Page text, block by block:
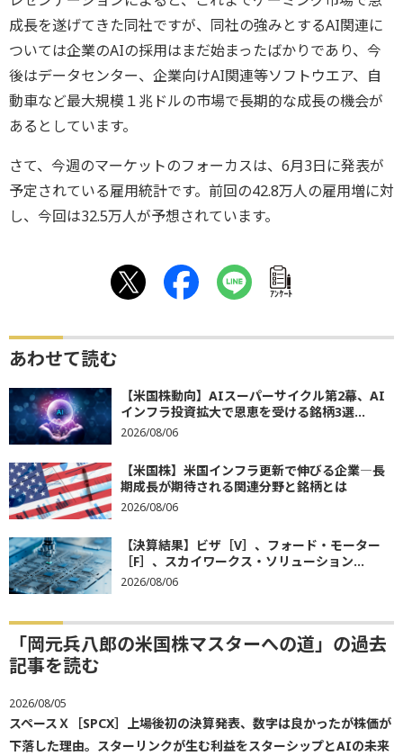
成長を遂げてきた同社ですが、同社の強みとするAI関連に
ついては企業のAIの採用はまだ始まったばかりであり、今
後はデータセンター、企業向けAI関連等ソフトウエア、自
動車など最大規模１兆ドルの市場で長期的な成長の機会が
あるとしています。
さて、今週のマーケットのフォーカスは、6月3日に発表が
予定されている雇用統計です。前回の42.8万人の雇用増に対
し、今回は32.5万人が予想されています。
ｱﾝｹｰﾄ
あわせて読む
【米国株動向】AIスーパーサイクル第2幕、AI
インフラ投資拡大で恩恵を受ける銘柄3選...
2026/08/06
【米国株】米国インフラ更新で伸びる企業―長
期成長が期待される関連分野と銘柄とは
2026/08/06
【決算結果】ビザ［V］、フォード・モーター
［F］、スカイワークス・ソリューション...
2026/08/06
「岡元兵八郎の米国株マスターへの道」の過去
記事を読む
2026/08/05
スペースＸ［SPCX］上場後初の決算発表、数字は良かったが株価が
下落した理由。スターリンクが生む利益をスターシップとAIの未来